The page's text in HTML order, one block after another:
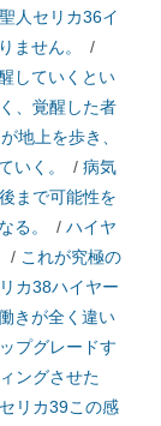
聖人セリカ36イ
ません。
/
していくとい
、覚醒した者
地上を歩き、
いく。
/ 病気
まで可能性を
る。
/ ハイヤ
/ これが究極の
カ38ハイヤー
きが全く違い
プグレードす
ングさせた
リカ39この感